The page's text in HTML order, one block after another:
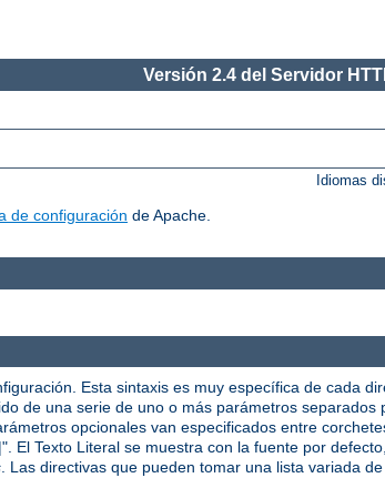
Versión 2.4 del Servidor
Idiomas
de configuración de Apache.
Esta sintaxis es muy específica de cada
de una serie de uno o más parámetros separados
opcionales van especificados entre
Texto Literal se muestra con la fuente por
. Las directivas que pueden tomar una lista variada